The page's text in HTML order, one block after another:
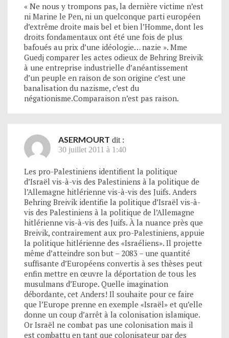
« Ne nous y trompons pas, la dernière victime n’est
ni Marine le Pen, ni un quelconque parti européen
d’extrême droite mais bel et bien l’Homme, dont les
droits fondamentaux ont été une fois de plus
bafoués au prix d’une idéologie… nazie ». Mme
Guedj comparer les actes odieux de Behring Breivik
à une entreprise industrielle d’anéantissement
d’un peuple en raison de son origine c’est une
banalisation du nazisme, c’est du
négationisme.Comparaison n’est pas raison.
ASERMOURT dit :
30 juillet 2011 à 1:40
Les pro-Palestiniens identifient la politique
d’Israël vis-à-vis des Palestiniens à la politique de
l’Allemagne hitlérienne vis-à-vis des Juifs. Anders
Behring Breivik identifie la politique d’Israël vis-à-
vis des Palestiniens à la politique de l’Allemagne
hitlérienne vis-à-vis des Juifs. À la nuance près que
Breivik, contrairement aux pro-Palestiniens, appuie
la politique hitlérienne des «Israéliens». Il projette
même d’atteindre son but – 2083 – une quantité
suffisante d’Européens convertis à ses thèses peut
enfin mettre en œuvre la déportation de tous les
musulmans d’Europe. Quelle imagination
débordante, cet Anders! Il souhaite pour ce faire
que l’Europe prenne en exemple «Israël» et qu’elle
donne un coup d’arrêt à la colonisation islamique.
Or Israël ne combat pas une colonisation mais il
est combattu en tant que colonisateur par des